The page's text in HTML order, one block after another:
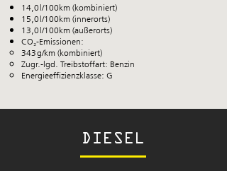
14,0 l/100km (kombiniert)
15,0 l/100km (innerorts)
13,0 l/100km (außerorts)
CO₂-Emissionen:
343 g/km (kombiniert)
Zugr.-lgd. Treibstoffart: Benzin
Energieeffizienzklasse: G
DIESEL